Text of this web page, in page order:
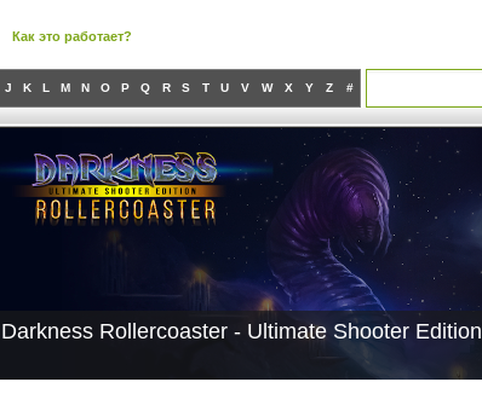
Как это работает?
J K L M N O P Q R S T U V W X Y Z #
Darkness Rollercoaster - Ultimate Shooter Edition